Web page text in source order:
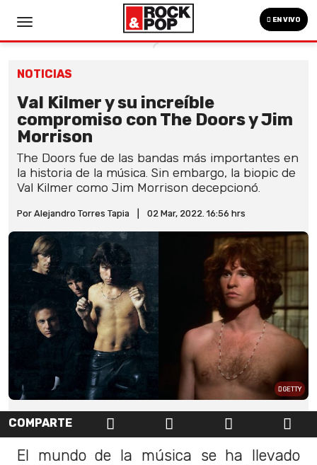
EN VIVO
NOTICIAS
Val Kilmer y su increíble
compromiso con The Doors y Jim
Morrison
The Doors fue de las bandas más importantes en
la historia de la música. Sin embargo, la biopic de
Val Kilmer como Jim Morrison decepcionó.
Por Alejandro Torres Tapia 02 Mar, 2022. 16:56 hrs
GETTY
COMPARTE
El mundo de la música se ha llevado